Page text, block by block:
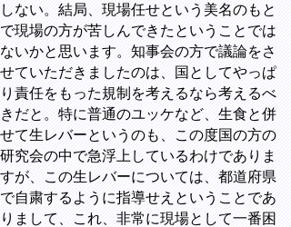
しない。結局、現場任せという美名のもと
で現場の方が苦しんできたということでは
ないかと思います。知事会の方で議論をさ
せていただきましたのは、国としてやっぱ
り責任をもった規制を考えるなら考えるべ
きだと。特に普通のユッケなど、生食と併
せて生レバーというのも、この度国の方の
研究会の中で急浮上しているわけでありま
すが、この生レバーについては、都道府県
で自粛するように指導せえということであ
りまして、これ、非常に現場として一番困